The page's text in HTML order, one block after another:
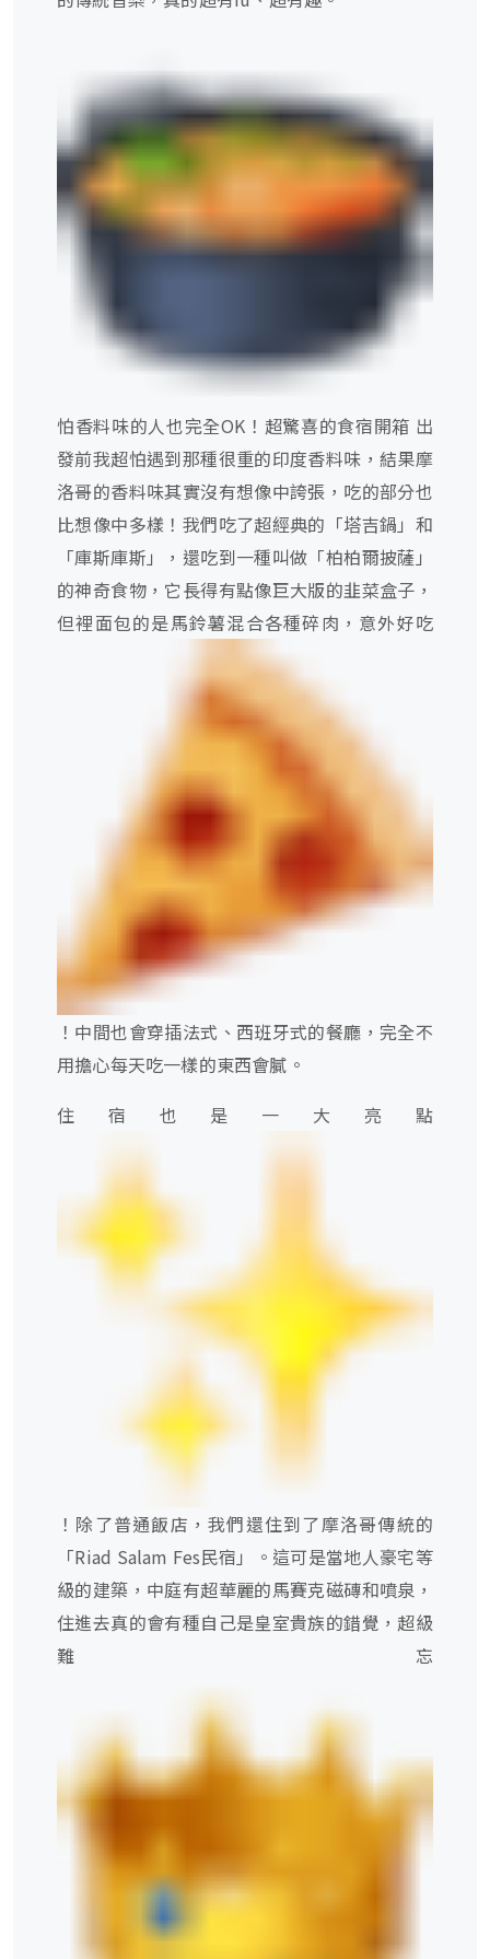
怕香料味的人也完全OK ！超驚喜的食宿開箱 出
發前我超怕遇到那種很重的印度香料味，結果摩
洛哥的香料味其實沒有想像中誇張，吃的部分也
比想像中多樣！我們吃了超經典的「塔吉鍋」和
「庫斯庫斯」，還吃到一種叫做「柏柏爾披薩」
的神奇食物，它長得有點像巨大版的韭菜盒子，
但裡面包的是馬鈴薯混合各種碎肉，意外好吃
！中間也會穿插法式、西班牙式的餐廳，完全不
用擔心每天吃一樣的東西會膩。
住宿也是一大亮點
！除了普通飯店，我們還住到了摩洛哥傳統的
「Riad Salam Fes民宿」。這可是當地人豪宅等
級的建築，中庭有超華麗的馬賽克磁磚和噴泉，
住進去真的會有種自己是皇室貴族的錯覺，超級
難忘